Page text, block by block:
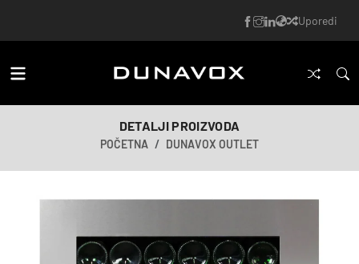
Uporedi
DETALJI PROIZVODA
POČETNA DUNAVOX OUTLET